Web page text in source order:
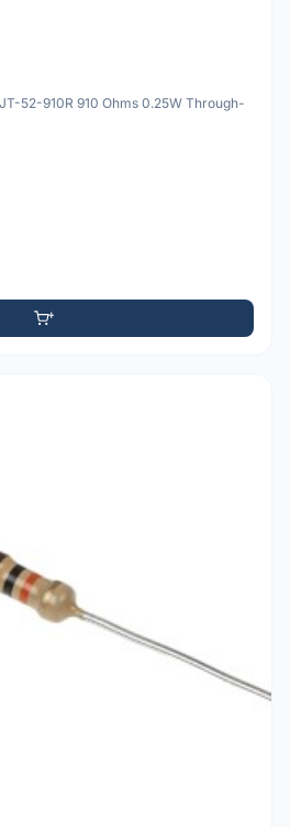
52-910R 910 Ohms 0.25W Through-